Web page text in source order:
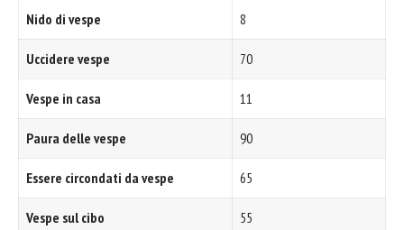
Nido di vespe 8
Uccidere vespe 70
Vespe in casa 11
Paura delle vespe 90
Essere circondati da vespe 65
Vespe sul cibo 55